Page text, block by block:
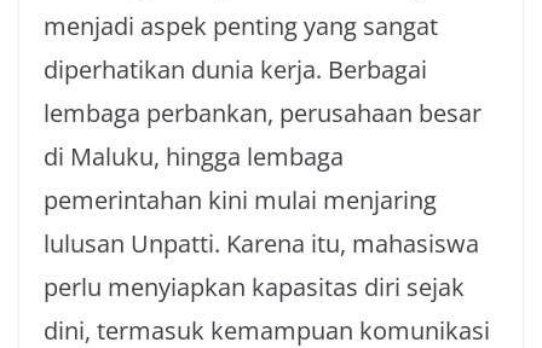
menjadi aspek penting yang sangat
diperhatikan dunia kerja. Berbagai
lembaga perbankan, perusahaan besar
di Maluku, hingga lembaga
pemerintahan kini mulai menjaring
lulusan Unpatti. Karena itu, mahasiswa
perlu menyiapkan kapasitas diri sejak
dini, termasuk kemampuan komunikasi